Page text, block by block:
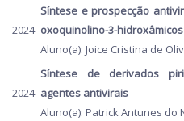
2024
Síntese e prospecção
oxoquinolino-3-hidroxâmicos
Aluno(a): Joice Cristina de
2024
Síntese de derivados
agentes antivirais
Aluno(a): Patrick Antunes do